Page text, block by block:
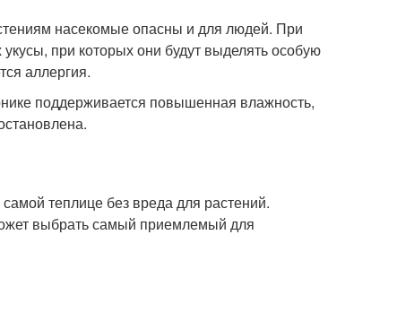
насекомые опасны и для людей. При
при которых они будут выделять особую
аллергия.
поддерживается повышенная влажность,
теплице без вреда для растений.
выбрать самый приемлемый для